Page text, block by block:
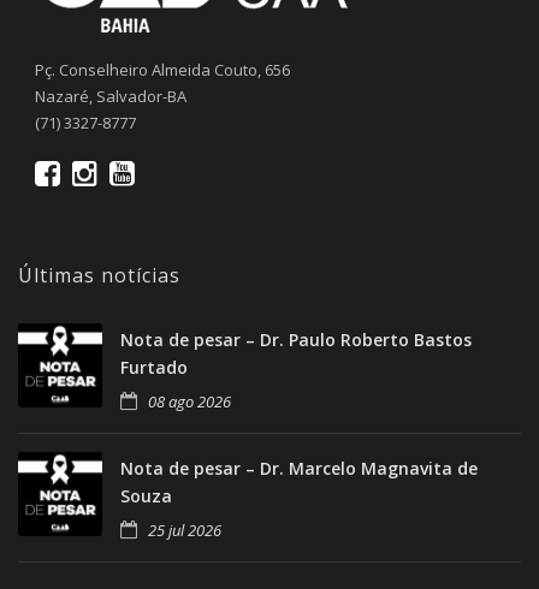
Pç. Conselheiro Almeida Couto, 656
Nazaré, Salvador-BA
(71) 3327-8777
Últimas notícias
Nota de pesar – Dr. Paulo Roberto Bastos
Furtado
08 ago 2026
Nota de pesar – Dr. Marcelo Magnavita de
Souza
25 jul 2026